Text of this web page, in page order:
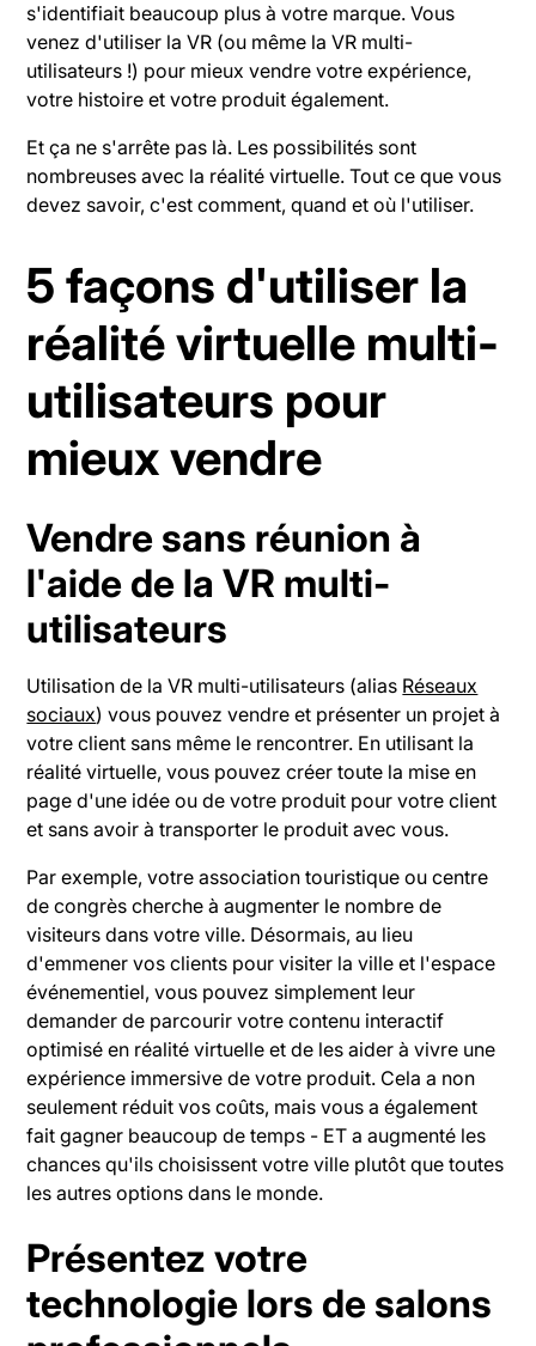
s'identifiait beaucoup plus à votre marque. Vous
venez d'utiliser la VR (ou même la VR multi-
utilisateurs !) pour mieux vendre votre expérience,
votre histoire et votre produit également.
Et ça ne s'arrête pas là. Les possibilités sont
nombreuses avec la réalité virtuelle. Tout ce que vous
devez savoir, c'est comment, quand et où l'utiliser.
5 façons d'utiliser la
réalité virtuelle multi-
utilisateurs pour
mieux vendre
Vendre sans réunion à
l'aide de la VR multi-
utilisateurs
Utilisation de la VR multi-utilisateurs (alias Réseaux
sociaux) vous pouvez vendre et présenter un projet à
votre client sans même le rencontrer. En utilisant la
réalité virtuelle, vous pouvez créer toute la mise en
page d'une idée ou de votre produit pour votre client
et sans avoir à transporter le produit avec vous.
Par exemple, votre association touristique ou centre
de congrès cherche à augmenter le nombre de
visiteurs dans votre ville. Désormais, au lieu
d'emmener vos clients pour visiter la ville et l'espace
événementiel, vous pouvez simplement leur
demander de parcourir votre contenu interactif
optimisé en réalité virtuelle et de les aider à vivre une
expérience immersive de votre produit. Cela a non
seulement réduit vos coûts, mais vous a également
fait gagner beaucoup de temps - ET a augmenté les
chances qu'ils choisissent votre ville plutôt que toutes
les autres options dans le monde.
Présentez votre
technologie lors de salons